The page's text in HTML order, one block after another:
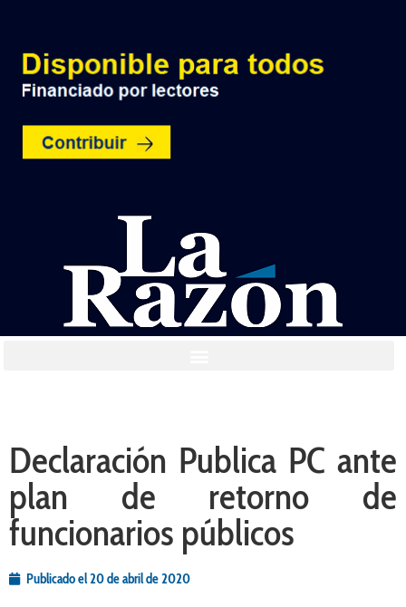
Declaración Publica PC ante
plan de retorno de
funcionarios públicos
Publicado el20 de abril de 2020